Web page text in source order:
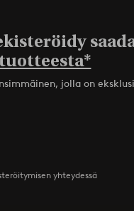
jolla on
yhteydessä